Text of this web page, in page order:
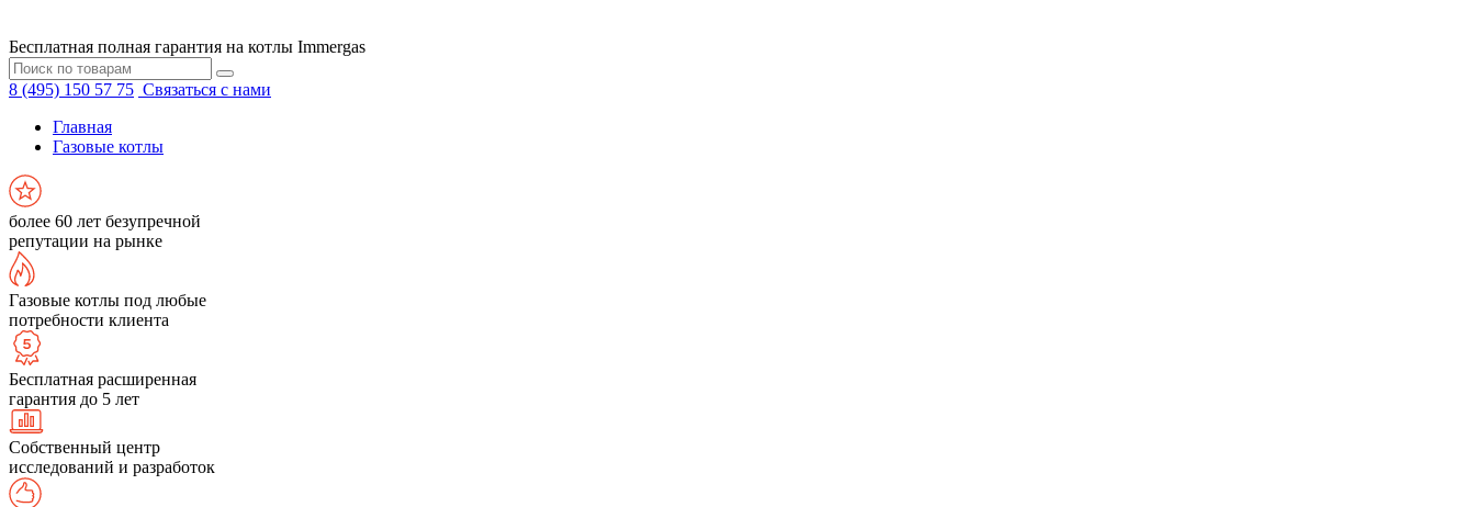
Бесплатная полная гарантия на котлы Immergas
8 (495) 150 57 75 Связаться с нами
Главная
Газовые котлы
более 60 лет безупречной
репутации на рынке
Газовые котлы под любые
потребности клиента
Бесплатная расширенная
гарантия до 5 лет
Собственный центр
исследований и разработок